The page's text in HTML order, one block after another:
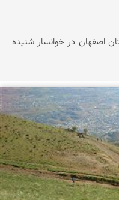
اصفهان در خوانسار شنیده